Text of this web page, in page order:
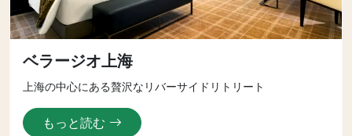
ベラージオ上海
上海の中心にある贅沢なリバーサイドリトリート
もっと読む